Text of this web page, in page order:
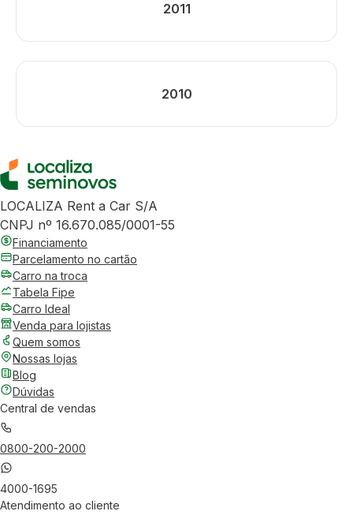
2011
2010
LOCALIZA Rent a Car S/A
CNPJ nº 16.670.085/0001-55
Financiamento
Parcelamento no cartão
Carro na troca
Tabela Fipe
Carro Ideal
Venda para lojistas
Quem somos
Nossas lojas
Blog
Dúvidas
Central de vendas
0800-200-2000
4000-1695
Atendimento ao cliente